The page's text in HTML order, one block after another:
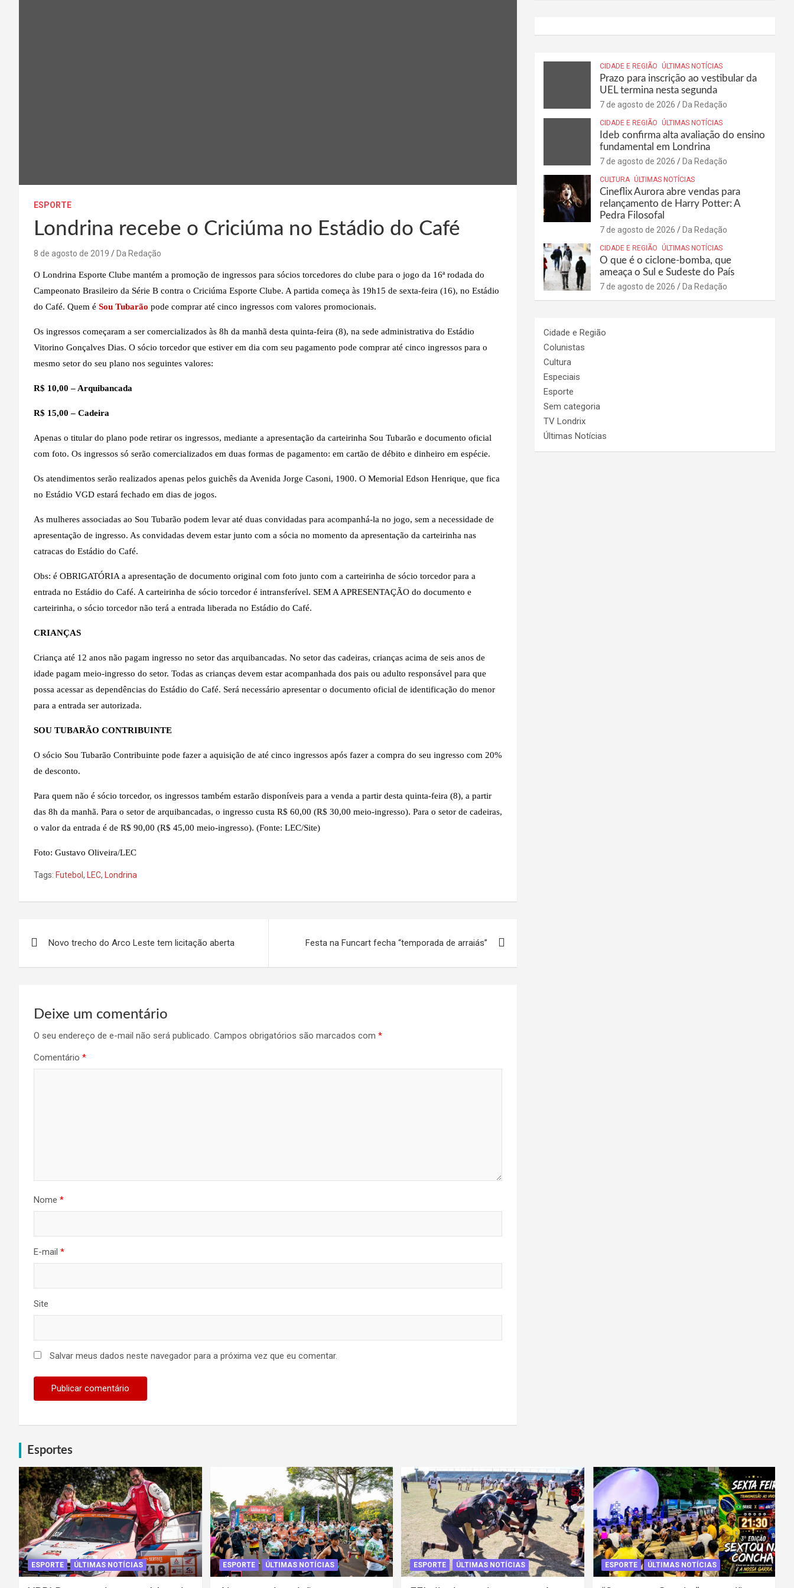
ESPORTE
Londrina recebe o Criciúma no Estádio do Café
8 de agosto de 2019 Da Redação
O Londrina Esporte Clube mantém a promoção de ingressos para sócios torcedores do clube para o jogo da 16ª rodada do
Campeonato Brasileiro da Série B contra o Criciúma Esporte Clube. A partida começa às 19h15 de sexta-feira (16), no Estádio
do Café. Quem é Sou Tubarão pode comprar até cinco ingressos com valores promocionais.
Os ingressos começaram a ser comercializados às 8h da manhã desta quinta-feira (8), na sede administrativa do Estádio
Vitorino Gonçalves Dias. O sócio torcedor que estiver em dia com seu pagamento pode comprar até cinco ingressos para o
mesmo setor do seu plano nos seguintes valores:
R$ 10,00 – Arquibancada
R$ 15,00 – Cadeira
Apenas o titular do plano pode retirar os ingressos, mediante a apresentação da carteirinha Sou Tubarão e documento oficial
com foto. Os ingressos só serão comercializados em duas formas de pagamento: em cartão de débito e dinheiro em espécie.
Os atendimentos serão realizados apenas pelos guichês da Avenida Jorge Casoni, 1900. O Memorial Edson Henrique, que fica
no Estádio VGD estará fechado em dias de jogos.
As mulheres associadas ao Sou Tubarão podem levar até duas convidadas para acompanhá-la no jogo, sem a necessidade de
apresentação de ingresso. As convidadas devem estar junto com a sócia no momento da apresentação da carteirinha nas
catracas do Estádio do Café.
Obs: é OBRIGATÓRIA a apresentação de documento original com foto junto com a carteirinha de sócio torcedor para a
entrada no Estádio do Café. A carteirinha de sócio torcedor é intransferível. SEM A APRESENTAÇÃO do documento e
carteirinha, o sócio torcedor não terá a entrada liberada no Estádio do Café.
CRIANÇAS
Criança até 12 anos não pagam ingresso no setor das arquibancadas. No setor das cadeiras, crianças acima de seis anos de
idade pagam meio-ingresso do setor. Todas as crianças devem estar acompanhada dos pais ou adulto responsável para que
possa acessar as dependências do Estádio do Café. Será necessário apresentar o documento oficial de identificação do menor
para a entrada ser autorizada.
SOU TUBARÃO CONTRIBUINTE
O sócio Sou Tubarão Contribuinte pode fazer a aquisição de até cinco ingressos após fazer a compra do seu ingresso com 20%
de desconto.
Para quem não é sócio torcedor, os ingressos também estarão disponíveis para a venda a partir desta quinta-feira (8), a partir
das 8h da manhã. Para o setor de arquibancadas, o ingresso custa R$ 60,00 (R$ 30,00 meio-ingresso). Para o setor de cadeiras,
o valor da entrada é de R$ 90,00 (R$ 45,00 meio-ingresso). (Fonte: LEC/Site)
Foto: Gustavo Oliveira/LEC
Tags: Futebol , LEC, Londrina
Novo trecho do Arco Leste tem licitação aberta Festa na Funcart fecha “temporada de arraiás”
Deixe um comentário
O seu endereço de e-mail não será publicado. Campos obrigatórios são marcados com *
Comentário *
Nome *
E-mail *
Site
Salvar meus dados neste navegador para a próxima vez que eu comentar.
CIDADE E REGIÃO ÚLTIMAS NOTÍCIAS
Prazo para inscrição ao vestibular da
UEL termina nesta segunda
7 de agosto de 2026 Da Redação
CIDADE E REGIÃO ÚLTIMAS NOTÍCIAS
Ideb confirma alta avaliação do ensino
fundamental em Londrina
7 de agosto de 2026 Da Redação
CULTURA ÚLTIMAS NOTÍCIAS
Cineflix Aurora abre vendas para
relançamento de Harry Potter: A
Pedra Filosofal
7 de agosto de 2026 Da Redação
CIDADE E REGIÃO ÚLTIMAS NOTÍCIAS
O que é o ciclone-bomba, que
ameaça o Sul e Sudeste do País
7 de agosto de 2026 Da Redação
Cidade e Região
Colunistas
Cultura
Especiais
Esporte
Sem categoria
TV Londrix
Últimas Notícias
Esportes
ESPORTE ÚLTIMAS NOTÍCIAS ESPORTE ÚLTIMAS NOTÍCIAS ESPORTE ÚLTIMAS NOTÍCIAS ESPORTE ÚLTIMAS NOTÍCIAS